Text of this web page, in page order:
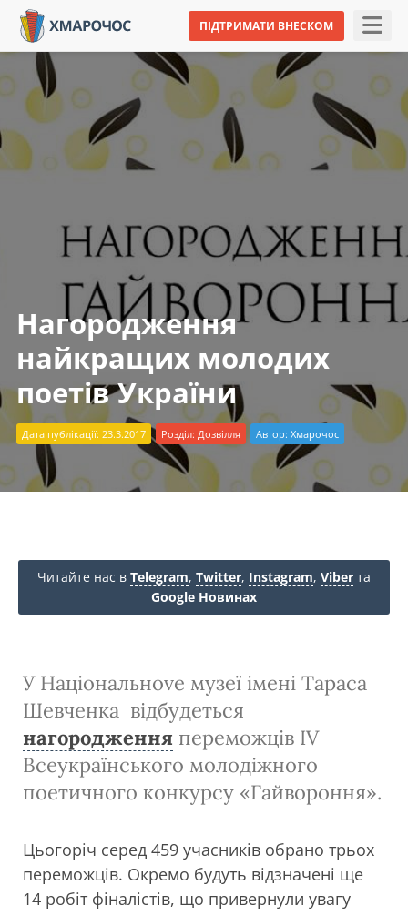
ПІДТРИМАТИ ВНЕСКОМ
Нагородження
найкращих молодих
поетів України
Дата публікації: 23.3.2017 Розділ: Дозвілля Автор: Хмарочос
Читайте нас в Telegram, Twitter, Instagram, Viber та
Google Новинах
У Національноve музеї імені Тараса
Шевченка відбудеться
нагородження переможців IV
Всеукраїнського молодіжного
поетичного конкурсу «Гайвороння».
Цьогоріч серед 459 учасників обрано трьох
переможців. Окремо будуть відзначені ще
14 робіт фіналістів, що привернули увагу